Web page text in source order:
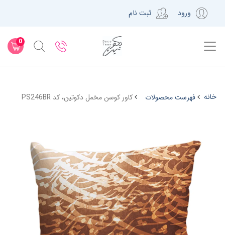
ورود ثبت نام
0
خانه فهرست محصولات کاور کوسن مخمل دکوتین، کد PS246BR